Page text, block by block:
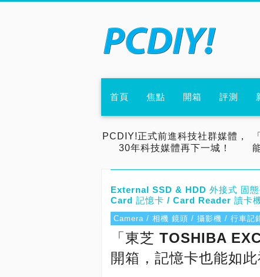
首頁 焦點 開箱 評測
PCDIY!正式前進科技社群媒體，
30年科技媒體再下一城！
External SSD & HDD 外接式 固
Card 記憶卡 / Card Reader 讀卡
Camera / 相機 鏡頭 / 攝影機 / 行車記
「東芝 TOSHIBA
開箱，記憶卡也能如此